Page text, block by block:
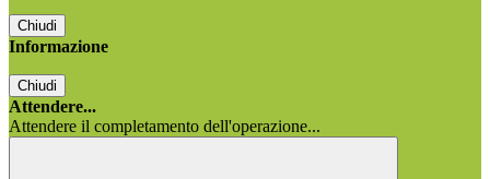
Chiudi
Informazione
Chiudi
Attendere...
Attendere il completamento dell'operazione...